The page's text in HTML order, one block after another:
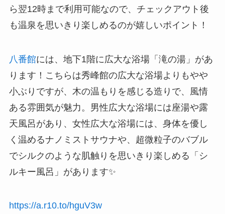
ら翌12時まで利用可能なので、チェックアウト後
も温泉を思いきり楽しめるのが嬉しいポイント！
八番館には、地下1階に広大な浴場「滝の湯」があ
ります！こちらは秀峰館の広大な浴場よりもやや
小ぶりですが、木の温もりを感じる造りで、風情
ある雰囲気が魅力。男性広大な浴場には座湯や露
天風呂があり、女性広大な浴場には、身体を優し
く温めるナノミストサウナや、超微粒子のバブル
でシルクのような肌触りを思いきり楽しめる「シ
ルキー風呂」があります✨
https://a.r10.to/hguV3w